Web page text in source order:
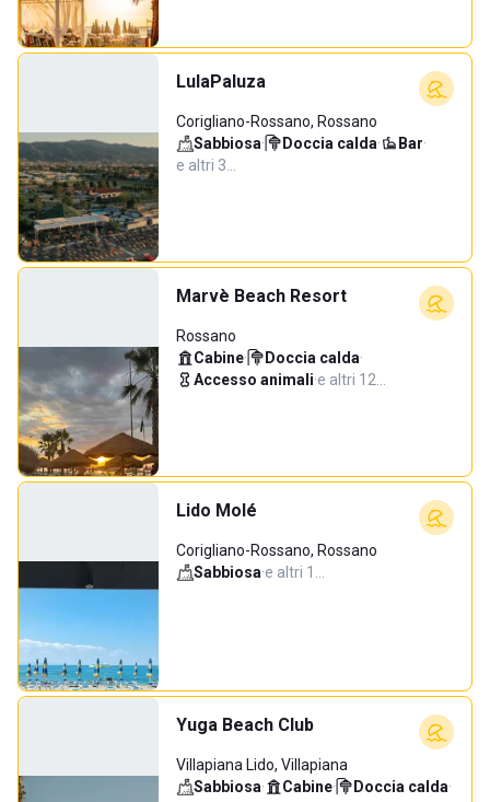
LulaPaluza
Corigliano-Rossano, Rossano
Sabbiosa· Doccia calda· Bar·
e altri 3…
Marvè Beach Resort
Rossano
Cabine· Doccia calda·
Accesso animali·e altri 12…
Lido Molé
Corigliano-Rossano, Rossano
Sabbiosa·e altri 1…
Yuga Beach Club
Villapiana Lido, Villapiana
Sabbiosa· Cabine· Doccia calda·